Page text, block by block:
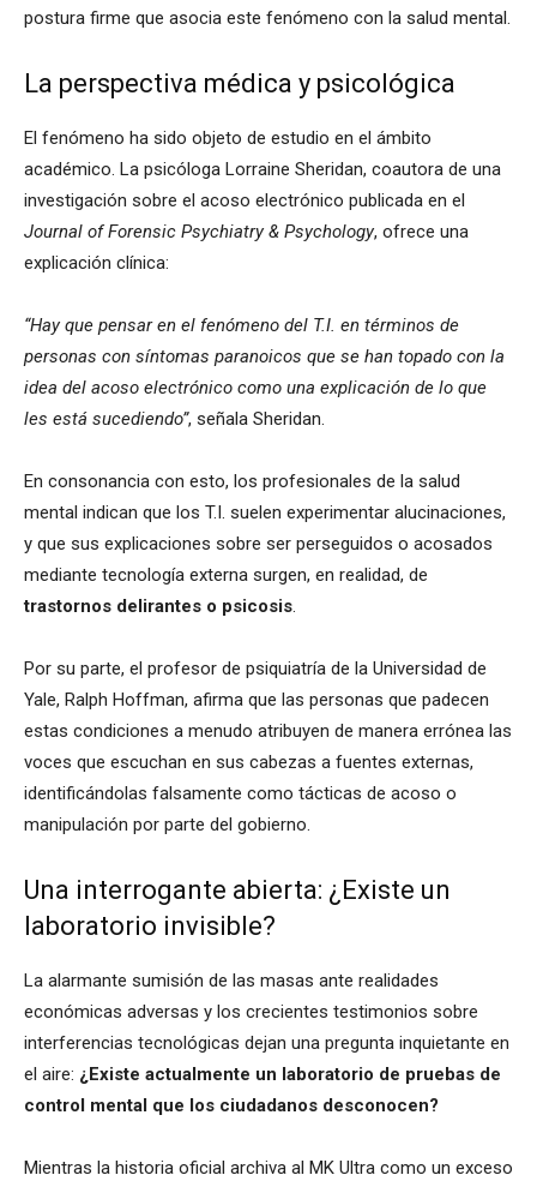
postura firme que asocia este fenómeno con la salud mental.
La perspectiva médica y psicológica
El fenómeno ha sido objeto de estudio en el ámbito
académico. La psicóloga Lorraine Sheridan, coautora de una
investigación sobre el acoso electrónico publicada en el
Journal of Forensic Psychiatry & Psychology, ofrece una
explicación clínica:
“Hay que pensar en el fenómeno del T.I. en términos de
personas con síntomas paranoicos que se han topado con la
idea del acoso electrónico como una explicación de lo que
les está sucediendo”, señala Sheridan.
En consonancia con esto, los profesionales de la salud
mental indican que los T.I. suelen experimentar alucinaciones,
y que sus explicaciones sobre ser perseguidos o acosados
mediante tecnología externa surgen, en realidad, de
trastornos delirantes o psicosis.
Por su parte, el profesor de psiquiatría de la Universidad de
Yale, Ralph Hoffman, afirma que las personas que padecen
estas condiciones a menudo atribuyen de manera errónea las
voces que escuchan en sus cabezas a fuentes externas,
identificándolas falsamente como tácticas de acoso o
manipulación por parte del gobierno.
Una interrogante abierta: ¿Existe un
laboratorio invisible?
La alarmante sumisión de las masas ante realidades
económicas adversas y los crecientes testimonios sobre
interferencias tecnológicas dejan una pregunta inquietante en
el aire: ¿Existe actualmente un laboratorio de pruebas de
control mental que los ciudadanos desconocen?
Mientras la historia oficial archiva al MK Ultra como un exceso